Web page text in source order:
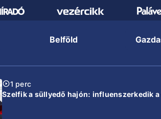
Belföld
1 perc
Szelfik a süllyedő hajón: influenszerkedik